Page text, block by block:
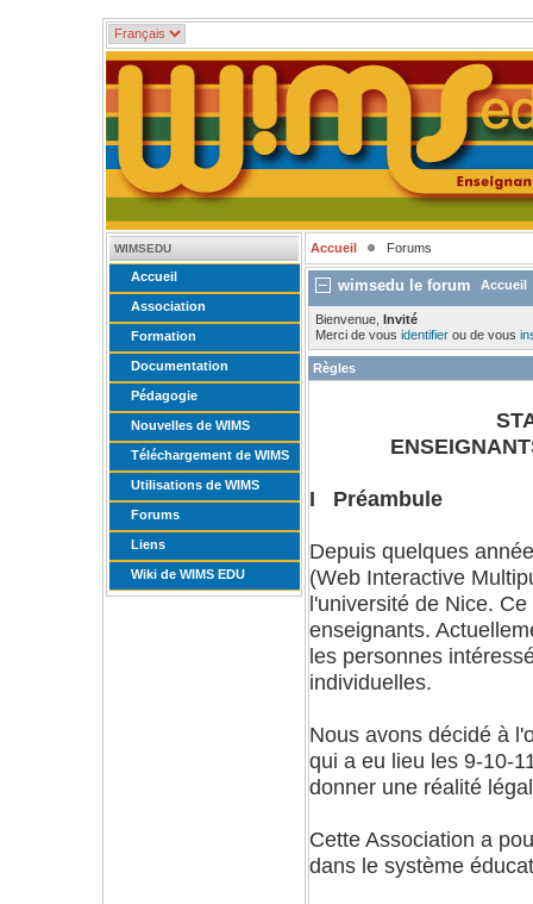
WIMSEDU
Accueil
Association
Formation
Documentation
Pédagogie
Nouvelles de WIMS
Téléchargement de WIMS
Utilisations de WIMS
Forums
Liens
Wiki de WIMS EDU
Accueil Forums
wimsedu le forum Accueil
Bienvenue, Invité
Merci de vous identifier ou de vous
Règles
I Préambule
Depuis quelques
(Web Interactive
l'université de Nice.
enseignants.
les personnes
individuelles.
Nous avons décidé à
qui a eu lieu les 9-10-
donner une réalité
Cette Association a
dans le système